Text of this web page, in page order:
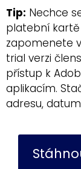
Tip: Nechce
platební kartě
zapomenete
trial verzi
přístup k
aplikacím.
adresu,